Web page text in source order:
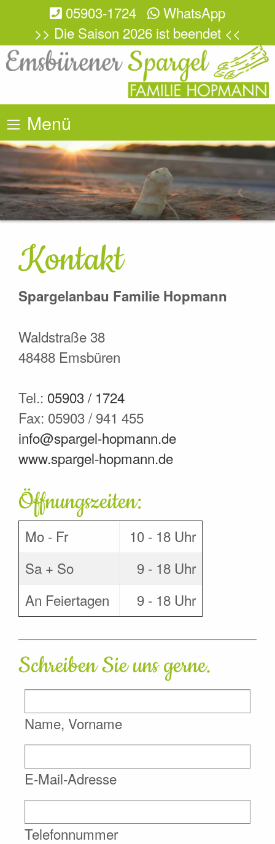
05903-1724
WhatsApp
>> Die Saison 2026 ist beendet <<
Menü
Kontakt
Spargelanbau Familie Hopmann
Waldstraße 38
48488 Emsbüren
Tel.: 05903 / 1724
Fax: 05903 / 941 455
info@spargel-hopmann.de
www.spargel-hopmann.de
Öffnungszeiten:
Mo - Fr
10 - 18 Uhr
Sa + So
9 - 18 Uhr
An Feiertagen
9 - 18 Uhr
Schreiben Sie uns gerne.
Name, Vorname
E-Mail-Adresse
Telefonnummer